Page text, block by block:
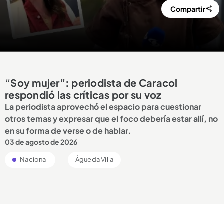
Compartir
“Soy mujer”: periodista de Caracol
respondió las críticas por su voz
La periodista aprovechó el espacio para cuestionar
otros temas y expresar que el foco debería estar allí, no
en su forma de verse o de hablar.
03 de agosto de 2026
Nacional Águeda Villa